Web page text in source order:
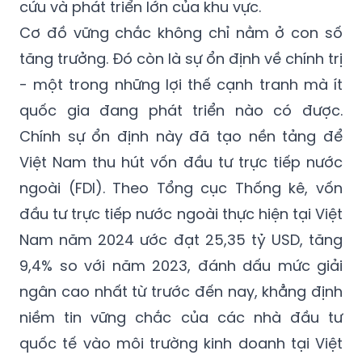
cứu và phát triển lớn của khu vực.
Cơ đồ vững chắc không chỉ nằm ở con số
tăng trưởng. Đó còn là sự ổn định về chính trị
- một trong những lợi thế cạnh tranh mà ít
quốc gia đang phát triển nào có được.
Chính sự ổn định này đã tạo nền tảng để
Việt Nam thu hút vốn đầu tư trực tiếp nước
ngoài (FDI). Theo Tổng cục Thống kê, vốn
đầu tư trực tiếp nước ngoài thực hiện tại Việt
Nam năm 2024 ước đạt 25,35 tỷ USD, tăng
9,4% so với năm 2023, đánh dấu mức giải
ngân cao nhất từ trước đến nay, khẳng định
niềm tin vững chắc của các nhà đầu tư
quốc tế vào môi trường kinh doanh tại Việt